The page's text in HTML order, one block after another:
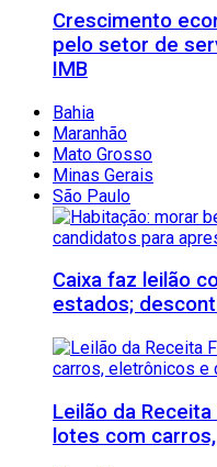
Crescimento
pelo setor de
IMB
Bahia
Maranhão
Mato Grosso
Minas Gerais
São Paulo
Caixa faz leilão
estados;
Leilão da
lotes com